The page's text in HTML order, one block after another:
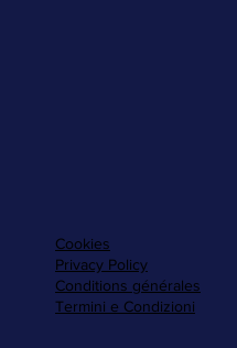
Cookies
Privacy Policy
Conditions générales
Termini e Condizioni